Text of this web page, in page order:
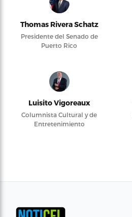
Thomas Rivera Schatz
Presidente del Senado de
Puerto Rico
Luisito Vigoreaux
Columnista Cultural y de
Entretenimiento